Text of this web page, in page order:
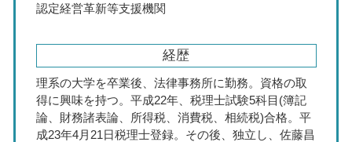
認定経営革新等支援機関
経歴
理系の大学を卒業後、法律事務所に勤務。資格の取
得に興味を持つ。平成22年、税理士試験5科目(簿記
論、財務諸表論、所得税、消費税、相続税)合格。平
成23年4月21日税理士登録。その後、独立し、佐藤昌